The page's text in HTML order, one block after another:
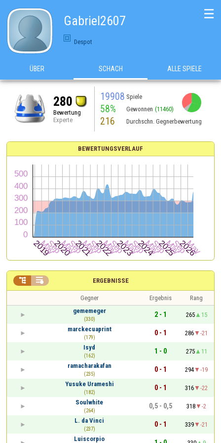
Gabriel2607
Despot
☰
ÜBER SCHACH ALLE SPIELE
280
Bewertung
Experte
19908 Spiele
58% Gewonnen (11460)
216 Durchschn. Gegnerbewertung
BEWERTUNGSVERLAUF
ERGEBNISSE
 
Gegner Ergebnis
Rang
gememeger
(330)
2 - 1 265
15
marckecuaprint
(179)
0 - 1 286
-21
Isyd
(162)
1 - 0 275
11
ramacharakafan
(235)
0 - 1 294
-19
Yusuke Urameshi
(182)
0 - 1 316
-22
Soulwhite
(264)
0,5 - 0,5 318
-2
L. da Vinci
(237)
0 - 1 339
-21
Luiscorpio